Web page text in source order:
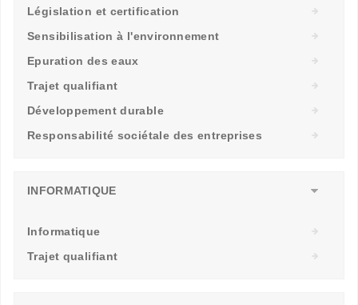
Législation et certification
Sensibilisation à l'environnement
Epuration des eaux
Trajet qualifiant
Développement durable
Responsabilité sociétale des entreprises
INFORMATIQUE
Informatique
Trajet qualifiant